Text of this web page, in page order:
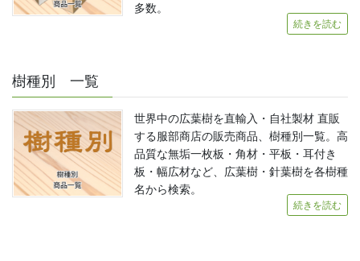
多数。
続きを読む
樹種別 一覧
世界中の広葉樹を直輸入・自社製材 直販
する服部商店の販売商品、樹種別一覧。高
品質な無垢一枚板・角材・平板・耳付き
板・幅広材など、広葉樹・針葉樹を各樹種
名から検索。
続きを読む